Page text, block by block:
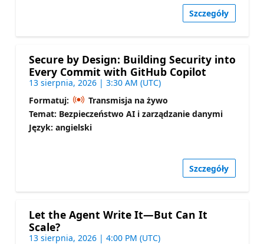
Szczegóły
Secure by Design: Building Security into
Every Commit with GitHub Copilot
13 sierpnia, 2026 | 3:30 AM (UTC)
Formatuj:
Transmisja na żywo
Temat: Bezpieczeństwo AI i zarządzanie danymi
Język: angielski
Szczegóły
Let the Agent Write It—But Can It
Scale?
13 sierpnia, 2026 | 4:00 PM (UTC)